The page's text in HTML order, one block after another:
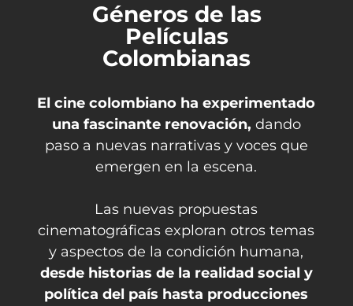
Géneros de las
Películas
Colombianas
El cine colombiano ha experimentado
una fascinante renovación, dando
paso a nuevas narrativas y voces que
emergen en la escena.
Las nuevas propuestas
cinematográficas exploran otros temas
y aspectos de la condición humana,
desde historias de la realidad social y
política del país hasta producciones